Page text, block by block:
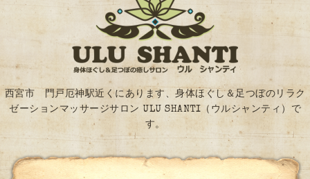
西宮市 門戸厄神駅近くにあります、身体ほぐし＆足つぼのリラク
ゼーションマッサージサロン ULU SHANTI（ウルシャンティ）で
す。